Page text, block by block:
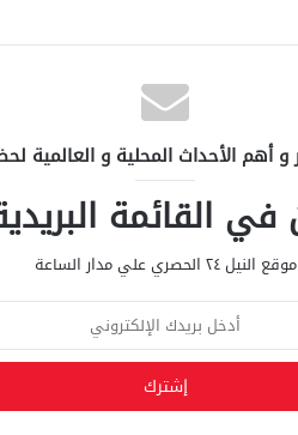
أهم الأحداث المحلية و العالمية
القائمة
موقع النيل ٢٤ الحصري علي مدار الساعة